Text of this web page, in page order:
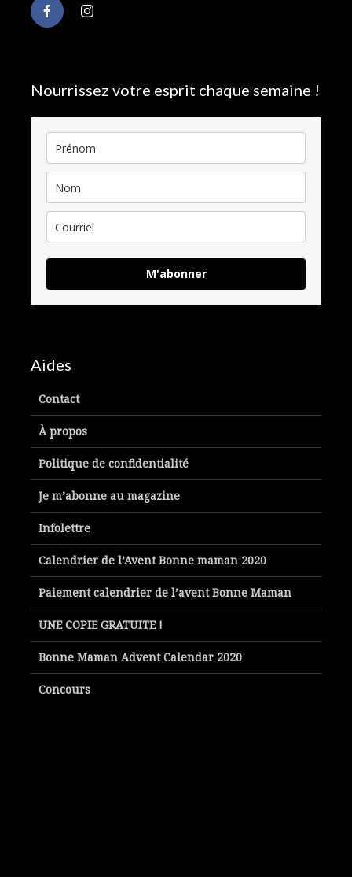
Nourrissez votre esprit chaque semaine !
M'abonner
Aides
Contact
À propos
Politique de confidentialité
Je m’abonne au magazine
Infolettre
Calendrier de l’Avent Bonne maman 2020
Paiement calendrier de l’avent Bonne Maman
UNE COPIE GRATUITE !
Bonne Maman Advent Calendar 2020
Concours